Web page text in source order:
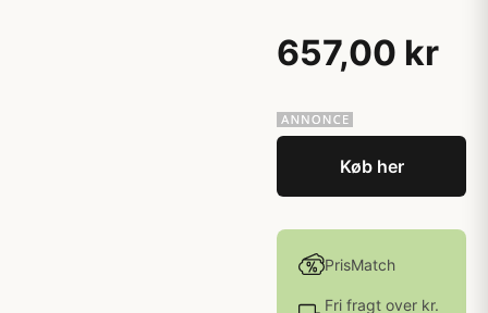
657,00 kr
Køb her
PrisMatch
Fri fragt over kr.